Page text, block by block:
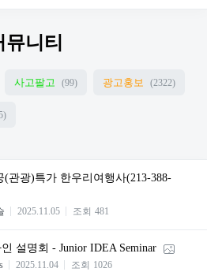
니티
사고팔고 (99) 광고홍보 (2322)
(관광)특가 한우리여행사(213-388-
2025.11.05 조회 481
설명회 - Junior IDEA Seminar
2025.11.04 조회 1026